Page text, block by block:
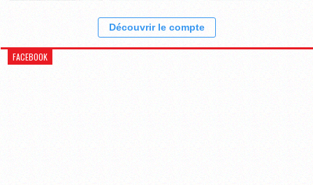
Découvrir le compte
FACEBOOK